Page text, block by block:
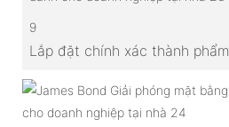
9
Lắp đặt chính xác thành phẩm